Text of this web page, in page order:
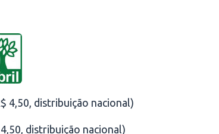
4,50, distribuição nacional)
distribuição nacional)